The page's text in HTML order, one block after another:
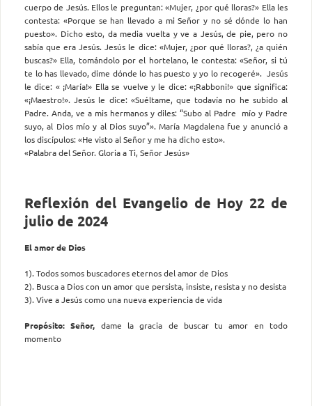
cuerpo de Jesús. Ellos le preguntan: «Mujer, ¿por qué lloras?» Ella les
contesta: «Porque se han llevado a mi Señor y no sé dónde lo han
puesto». Dicho esto, da media vuelta y ve a Jesús, de pie, pero no
sabía que era Jesús. Jesús le dice: «Mujer, ¿por qué lloras?, ¿a quién
buscas?» Ella, tomándolo por el hortelano, le contesta: «Señor, si tú
te lo has llevado, dime dónde lo has puesto y yo lo recogeré». Jesús
le dice: « ¡María!» Ella se vuelve y le dice: «¡Rabboni!» que significa:
«¡Maestro!». Jesús le dice: «Suéltame, que todavía no he subido al
Padre. Anda, ve a mis hermanos y diles: “Subo al Padre mío y Padre
suyo, al Dios mío y al Dios suyo”». María Magdalena fue y anunció a
los discípulos: «He visto al Señor y me ha dicho esto».
«Palabra del Señor. Gloria a Ti, Señor Jesús»
Reflexión del Evangelio de Hoy 22 de
julio de 2024
El amor de Dios
1). Todos somos buscadores eternos del amor de Dios
2). Busca a Dios con un amor que persista, insiste, resista y no desista
3). Vive a Jesús como una nueva experiencia de vida
Propósito: Señor, dame la gracia de buscar tu amor en todo
momento